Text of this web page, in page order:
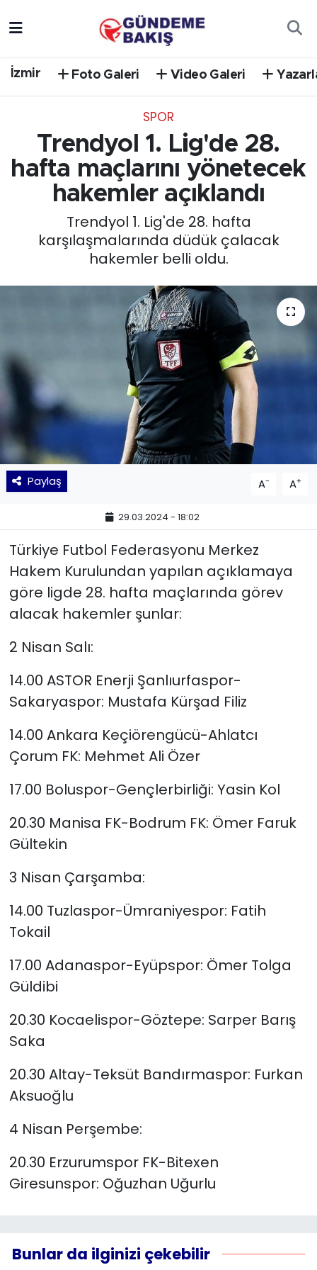
İzmir Foto Galeri Video Galeri
SPOR
Trendyol 1. Lig'de 28.
hafta maçlarını yönetecek
hakemler açıklandı
Trendyol 1. Lig'de 28. hafta
karşılaşmalarında düdük çalacak
hakemler belli oldu.
Paylaş A- A+
29.03.2024 - 18:02
Türkiye Futbol Federasyonu Merkez
Hakem Kurulundan yapılan açıklamaya
göre ligde 28. hafta maçlarında görev
alacak hakemler şunlar:
2 Nisan Salı:
14.00 ASTOR Enerji Şanlıurfaspor-
Sakaryaspor: Mustafa Kürşad Filiz
14.00 Ankara Keçiörengücü-Ahlatcı
Çorum FK: Mehmet Ali Özer
17.00 Boluspor-Gençlerbirliği: Yasin Kol
20.30 Manisa FK-Bodrum FK: Ömer Faruk
Gültekin
3 Nisan Çarşamba:
14.00 Tuzlaspor-Ümraniyespor: Fatih
Tokail
17.00 Adanaspor-Eyüpspor: Ömer Tolga
Güldibi
20.30 Kocaelispor-Göztepe: Sarper Barış
Saka
20.30 Altay-Teksüt Bandırmaspor: Furkan
Aksuoğlu
4 Nisan Perşembe:
20.30 Erzurumspor FK-Bitexen
Giresunspor: Oğuzhan Uğurlu
Bunlar da ilginizi çekebilir
EGE
EĞİTİM
EKONOMİ
KÜLTÜR SANAT
POLİTİKA
SAĞLIK
Siyaset
TEKNOLOJİ
Yaşam
Yurt
Süper Lig Puan Durumu ve Fikstür
Tüm Manşetler
Son Dakika Haberleri